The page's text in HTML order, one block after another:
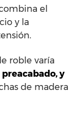
el
y la
roble varía
y
de madera